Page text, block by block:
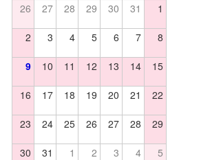
26 27 28 29 30 31 1
2 3 4 5 6 7 8
9 10 11 12 13 14 15
16 17 18 19 20 21 22
23 24 25 26 27 28 29
30 31 1 2 3 4 5